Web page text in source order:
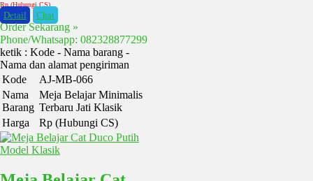
Rp (Hubungi CS)
Detail Chat
Order Sekarang »
Phone/Whatsapp: 082328877299
ketik : Kode - Nama barang -
Nama dan alamat pengiriman
Kode
AJ-MB-066
Nama
Barang
Meja Belajar Minimalis
Terbaru Jati Klasik
Harga
Rp (Hubungi CS)